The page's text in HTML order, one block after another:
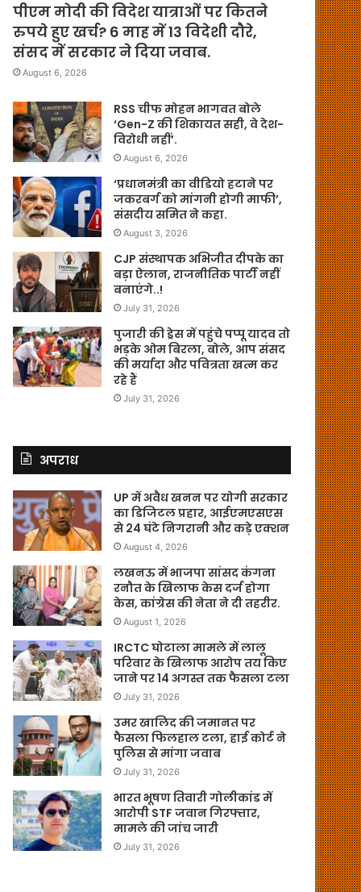
पीएम मोदी की विदेश यात्राओं पर कितने
रुपये हुए खर्च? 6 माह में 13 विदेशी दौरे,
संसद में सरकार ने दिया जवाब.
August 6, 2026
RSS चीफ मोहन भागवत बोले
‘Gen-Z की शिकायत सही, वे देश-
विरोधी नहीं’.
August 6, 2026
‘प्रधानमंत्री का वीडियो हटाने पर
जकरबर्ग को मांगनी होगी माफी’,
संसदीय समित ने कहा.
August 3, 2026
CJP संस्थापक अभिजीत दीपके का
बड़ा ऐलान, राजनीतिक पार्टी नहीं
बनाएंगे..!
July 31, 2026
पुजारी की ड्रेस में पहुंचे पप्पू यादव तो
भड़के ओम बिरला, बोले, आप संसद
की मर्यादा और पवित्रता खत्म कर
रहे हैं
July 31, 2026
अपराध
UP में अवैध खनन पर योगी सरकार
का डिजिटल प्रहार, आईएमएसएस
से 24 घंटे निगरानी और कड़े एक्शन
August 4, 2026
लखनऊ में भाजपा सांसद कंगना
रनौत के खिलाफ केस दर्ज होगा
केस, कांग्रेस की नेता ने दी तहरीर.
August 1, 2026
IRCTC घोटाला मामले में लालू
परिवार के खिलाफ आरोप तय किए
जाने पर 14 अगस्त तक फैसला टला
July 31, 2026
उमर खालिद की जमानत पर
फैसला फिलहाल टला, हाई कोर्ट ने
पुलिस से मांगा जवाब
July 31, 2026
भारत भूषण तिवारी गोलीकांड में
आरोपी STF जवान गिरफ्तार,
मामले की जांच जारी
July 31, 2026